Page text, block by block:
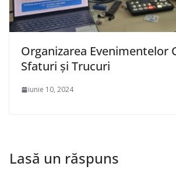
Organizarea Evenimentelor
Sfaturi și Trucuri
iunie 10, 2024
Lasă un răspuns